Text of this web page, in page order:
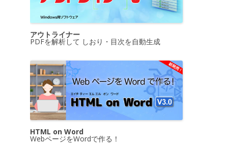
アウトライナー
PDFを解析して しおり・目次を自動生成
HTML on Word
WebページをWordで作る！